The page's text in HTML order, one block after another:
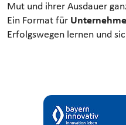
Mut und ihrer Ausdauer
Ein Format für
Erfolgswegen lernen und